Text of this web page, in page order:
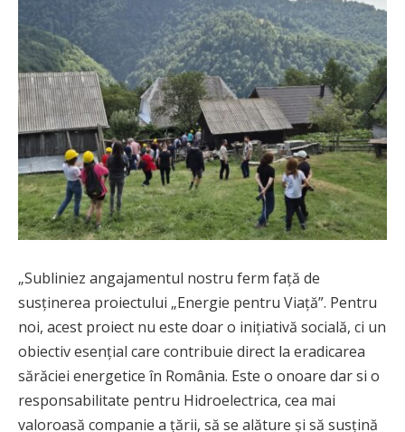
„Subliniez angajamentul nostru ferm față de
susținerea proiectului „Energie pentru Viață”. Pentru
noi, acest proiect nu este doar o inițiativă socială, ci un
obiectiv esențial care contribuie direct la eradicarea
sărăciei energetice în România. Este o onoare dar si o
responsabilitate pentru Hidroelectrica, cea mai
valoroasă companie a țării, să se alăture și să susțină